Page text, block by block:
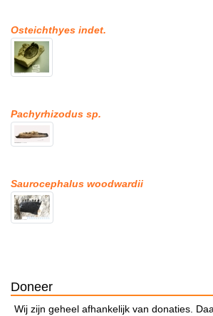
Osteichthyes indet.
Pachyrhizodus sp.
Saurocephalus woodwardii
Doneer
Wij zijn geheel afhankelijk van donaties.